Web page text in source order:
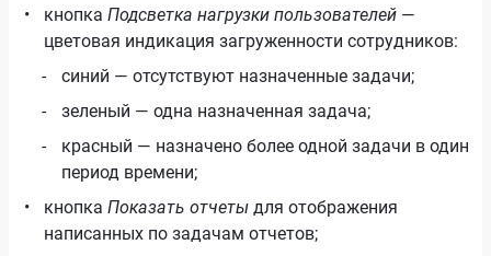
кнопка Подсветка нагрузки пользователей —
цветовая индикация загруженности сотрудников:
синий — отсутствуют назначенные задачи;
зеленый — одна назначенная задача;
красный — назначено более одной задачи в один
период времени;
кнопка Показать отчеты для отображения
написанных по задачам отчетов;